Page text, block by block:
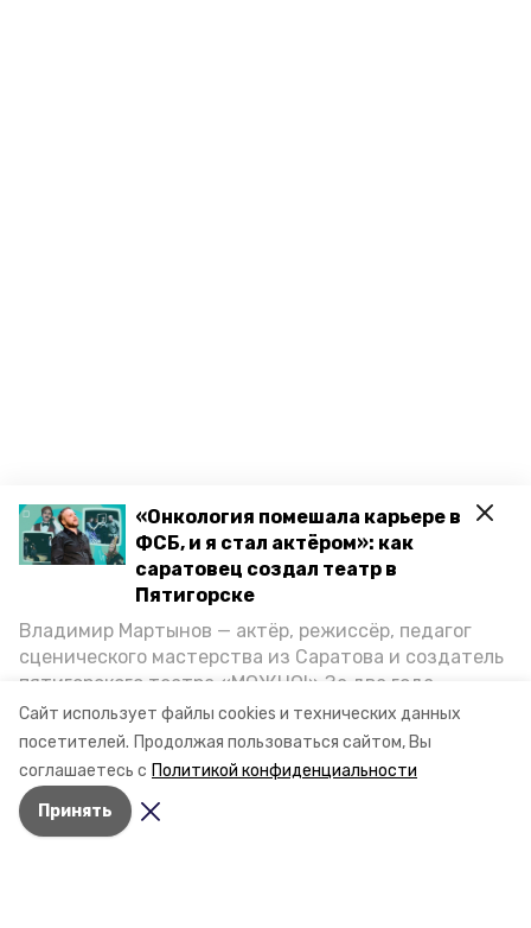
Сайт использует файлы cookies и технических данных
посетителей. Продолжая пользоваться сайтом, Вы
соглашаетесь с Политикой конфиденциальности
Принять
«Онкология помешала карьере в
ФСБ, и я стал актёром»: как
саратовец создал театр в
Пятигорске
Владимир Мартынов — актёр, режиссёр, педагог
сценического мастерства из Саратова и создатель
пятигорского театра «МОЖНО!» За два года
существования театр выпустил восемь спектаклей,
впереди — новые премьеры. О том, как стал
артистом, попал в Пятигорск и собрал труппу,
режиссёр рассказал корреспонденту «Портала
Пятигорска».